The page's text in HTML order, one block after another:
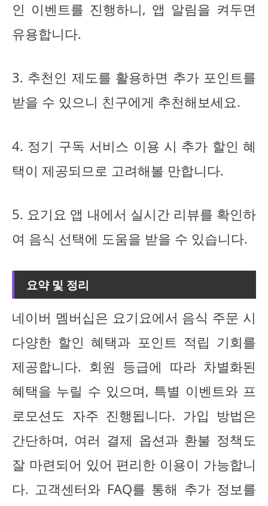
인 이벤트를 진행하니, 앱 알림을 켜두면
유용합니다.
3. 추천인 제도를 활용하면 추가 포인트를
받을 수 있으니 친구에게 추천해보세요.
4. 정기 구독 서비스 이용 시 추가 할인 혜
택이 제공되므로 고려해볼 만합니다.
5. 요기요 앱 내에서 실시간 리뷰를 확인하
여 음식 선택에 도움을 받을 수 있습니다.
요약 및 정리
네이버 멤버십은 요기요에서 음식 주문 시
다양한 할인 혜택과 포인트 적립 기회를
제공합니다. 회원 등급에 따라 차별화된
혜택을 누릴 수 있으며, 특별 이벤트와 프
로모션도 자주 진행됩니다. 가입 방법은
간단하며, 여러 결제 옵션과 환불 정책도
잘 마련되어 있어 편리한 이용이 가능합니
다. 고객센터와 FAQ를 통해 추가 정보를